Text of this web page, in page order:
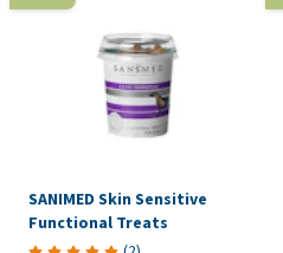
SANIMED Skin Sensitive
Functional Treats